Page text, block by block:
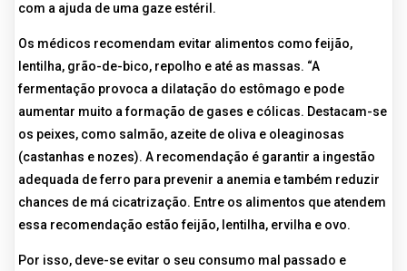
com a ajuda de uma gaze estéril.
Os médicos recomendam evitar alimentos como feijão,
lentilha, grão-de-bico, repolho e até as massas. “A
fermentação provoca a dilatação do estômago e pode
aumentar muito a formação de gases e cólicas. Destacam-se
os peixes, como salmão, azeite de oliva e oleaginosas
(castanhas e nozes). A recomendação é garantir a ingestão
adequada de ferro para prevenir a anemia e também reduzir
chances de má cicatrização. Entre os alimentos que atendem
essa recomendação estão feijão, lentilha, ervilha e ovo.
Por isso, deve-se evitar o seu consumo mal passado e